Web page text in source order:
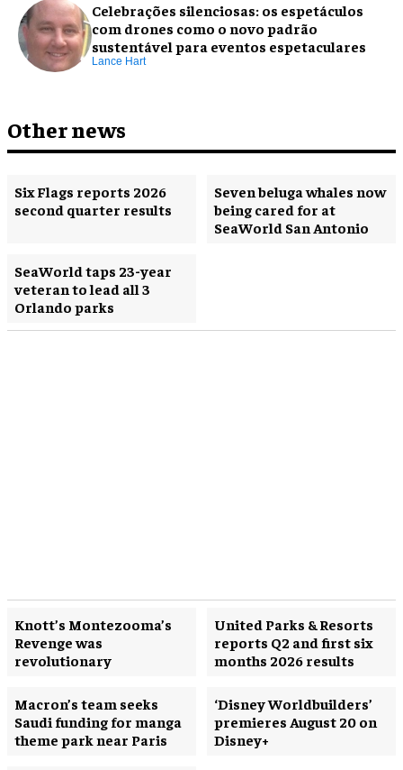
Celebrações silenciosas: os espetáculos
com drones como o novo padrão
sustentável para eventos espetaculares
Lance Hart
Other news
Six Flags reports 2026
second quarter results
Seven beluga whales now
being cared for at
SeaWorld San Antonio
SeaWorld taps 23-year
veteran to lead all 3
Orlando parks
Knott’s Montezooma’s
Revenge was
revolutionary
United Parks & Resorts
reports Q2 and first six
months 2026 results
Macron’s team seeks
Saudi funding for manga
theme park near Paris
‘Disney Worldbuilders’
premieres August 20 on
Disney+